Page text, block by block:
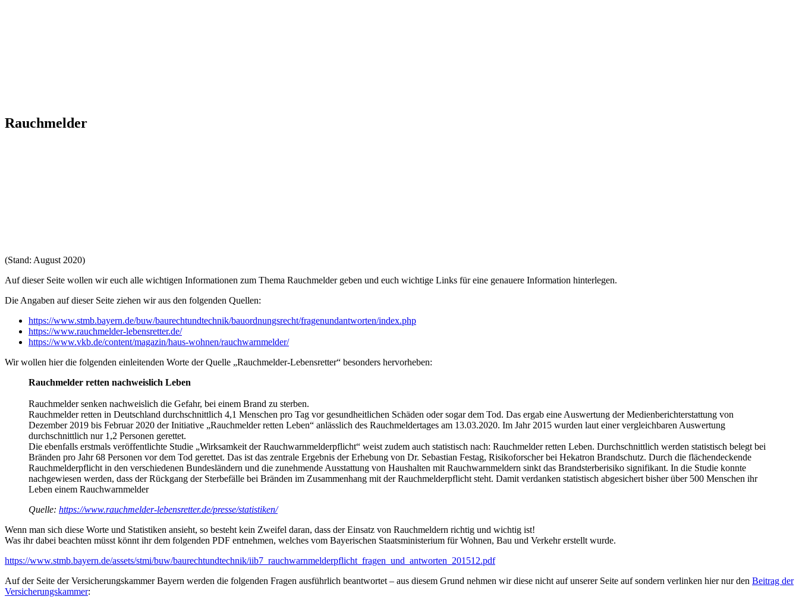
Rauchmelder
(Stand: August 2020)
Auf dieser Seite wollen wir euch alle wichtigen Informationen zum Thema Rauchmelder geben und euch wichtige Links für eine genauere Information hinterlegen.
Die Angaben auf dieser Seite ziehen wir aus den folgenden Quellen:
https://www.stmb.bayern.de/buw/baurechtundtechnik/bauordnungsrecht/fragenundantworten/index.php
https://www.rauchmelder-lebensretter.de/
https://www.vkb.de/content/magazin/haus-wohnen/rauchwarnmelder/
Wir wollen hier die folgenden einleitenden Worte der Quelle „Rauchmelder-Lebensretter“ besonders hervorheben:
Rauchmelder retten nachweislich Leben
Rauchmelder senken nachweislich die Gefahr, bei einem Brand zu sterben.
Rauchmelder retten in Deutschland durchschnittlich 4,1 Menschen pro Tag vor gesundheitlichen Schäden oder sogar dem Tod. Das ergab eine Auswertung der Medienberichterstattung von
Dezember 2019 bis Februar 2020 der Initiative „Rauchmelder retten Leben“ anlässlich des Rauchmeldertages am 13.03.2020. Im Jahr 2015 wurden laut einer vergleichbaren Auswertung
durchschnittlich nur 1,2 Personen gerettet.
Die ebenfalls erstmals veröffentlichte Studie „Wirksamkeit der Rauchwarnmelderpflicht“ weist zudem auch statistisch nach: Rauchmelder retten Leben. Durchschnittlich werden statistisch belegt bei
Bränden pro Jahr 68 Personen vor dem Tod gerettet. Das ist das zentrale Ergebnis der Erhebung von Dr. Sebastian Festag, Risikoforscher bei Hekatron Brandschutz. Durch die flächendeckende
Rauchmelderpflicht in den verschiedenen Bundesländern und die zunehmende Ausstattung von Haushalten mit Rauchwarnmeldern sinkt das Brandsterberisiko signifikant. In die Studie konnte
nachgewiesen werden, dass der Rückgang der Sterbefälle bei Bränden im Zusammenhang mit der Rauchmelderpflicht steht. Damit verdanken statistisch abgesichert bisher über 500 Menschen ihr
Leben einem Rauchwarnmelder
Quelle: https://www.rauchmelder-lebensretter.de/presse/statistiken/
Wenn man sich diese Worte und Statistiken ansieht, so besteht kein Zweifel daran, dass der Einsatz von Rauchmeldern richtig und wichtig ist!
Was ihr dabei beachten müsst könnt ihr dem folgenden PDF entnehmen, welches vom Bayerischen Staatsministerium für Wohnen, Bau und Verkehr erstellt wurde.
https://www.stmb.bayern.de/assets/stmi/buw/baurechtundtechnik/iib7_rauchwarnmelderpflicht_fragen_und_antworten_201512.pdf
Auf der Seite der Versicherungskammer Bayern werden die folgenden Fragen ausführlich beantwortet – aus diesem Grund nehmen wir diese nicht auf unserer Seite auf sondern verlinken hier nur den Beitrag der
Versicherungskammer: